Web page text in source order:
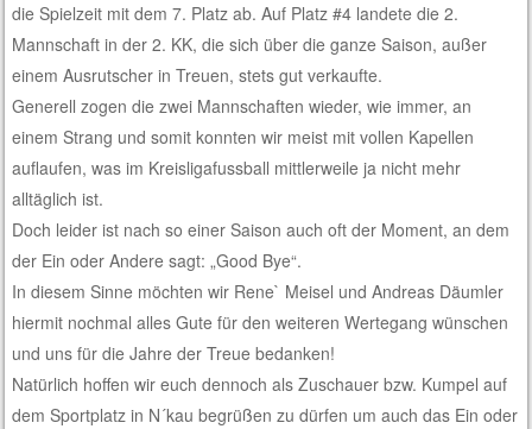
die Spielzeit mit dem 7. Platz ab. Auf Platz #4 landete die 2.
Mannschaft in der 2. KK, die sich über die ganze Saison, außer
einem Ausrutscher in Treuen, stets gut verkaufte.
Generell zogen die zwei Mannschaften wieder, wie immer, an
einem Strang und somit konnten wir meist mit vollen Kapellen
auflaufen, was im Kreisligafussball mittlerweile ja nicht mehr
alltäglich ist.
Doch leider ist nach so einer Saison auch oft der Moment, an dem
der Ein oder Andere sagt: „Good Bye“.
In diesem Sinne möchten wir Rene` Meisel und Andreas Däumler
hiermit nochmal alles Gute für den weiteren Wertegang wünschen
und uns für die Jahre der Treue bedanken!
Natürlich hoffen wir euch dennoch als Zuschauer bzw. Kumpel auf
dem Sportplatz in N´kau begrüßen zu dürfen um auch das Ein oder